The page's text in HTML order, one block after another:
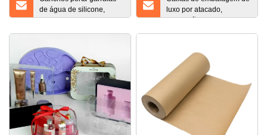
de água de silicone,
suporte de garrafa de
alumínio chaveiro
esg13302
luxo por atacado,
impressão personalizada,
magnética, caixa de
presente preta com
logotipo